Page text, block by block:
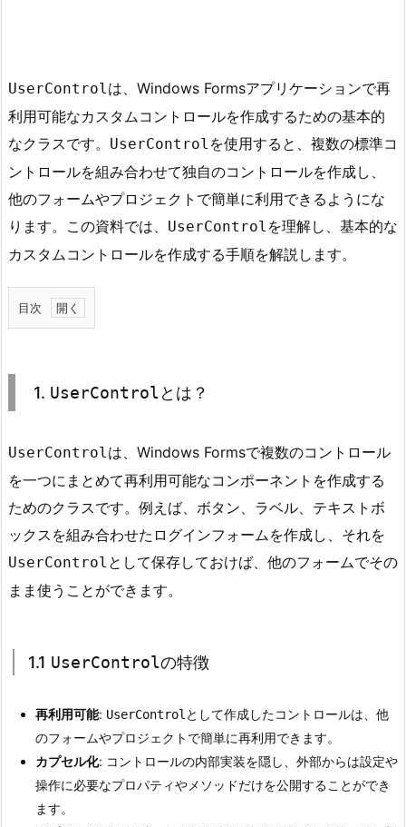
UserControl は、Windows Formsアプリケーションで再
利用可能なカスタムコントロールを作成するための基本的
なクラスです。 UserControl を使用すると、複数の標準コ
ントロールを組み合わせて独自のコントロールを作成し、
他のフォームやプロジェクトで簡単に利用できるようにな
ります。この資料では、 UserControl を理解し、基本的な
カスタムコントロールを作成する手順を解説します。
目次
1.
C
r
o
l
1.
1.
1U
s
e
r
1. UserControl とは？
UserControl は、Windows Formsで複数のコントロール
を一つにまとめて再利用可能なコンポーネントを作成する
ためのクラスです。例えば、ボタン、ラベル、テキストボ
ックスを組み合わせたログインフォームを作成し、それを
UserControl として保存しておけば、他のフォームでその
まま使うことができます。
1.1 UserControlの特徴
再利用可能: UserControl として作成したコントロールは、他
のフォームやプロジェクトで簡単に再利用できます。
カプセル化: コントロールの内部実装を隠し、外部からは設定や
操作に必要なプロパティやメソッドだけを公開することができ
ます。